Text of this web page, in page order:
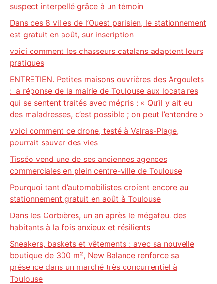
suspect interpellé grâce à un témoin
Dans ces 8 villes de l’Ouest parisien, le stationnement
est gratuit en août, sur inscription
voici comment les chasseurs catalans adaptent leurs
pratiques
ENTRETIEN. Petites maisons ouvrières des Argoulets
: la réponse de la mairie de Toulouse aux locataires
qui se sentent traités avec mépris : « Qu’il y ait eu
des maladresses, c’est possible ; on peut l’entendre »
voici comment ce drone, testé à Valras-Plage,
pourrait sauver des vies
Tisséo vend une de ses anciennes agences
commerciales en plein centre-ville de Toulouse
Pourquoi tant d’automobilistes croient encore au
stationnement gratuit en août à Toulouse
Dans les Corbières, un an après le mégafeu, des
habitants à la fois anxieux et résilients
Sneakers, baskets et vêtements : avec sa nouvelle
boutique de 300 m², New Balance renforce sa
présence dans un marché très concurrentiel à
Toulouse